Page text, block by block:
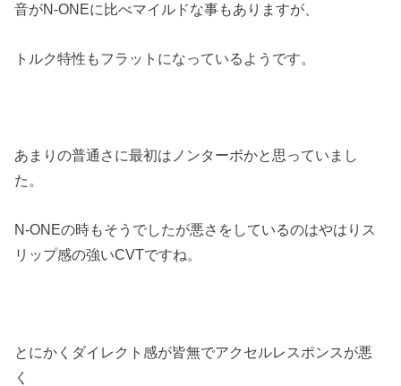
音がN-ONEに比べマイルドな事もありますが、
トルク特性もフラットになっているようです。
あまりの普通さに最初はノンターボかと思っていまし
た。
N-ONEの時もそうでしたが悪さをしているのはやはりス
リップ感の強いCVTですね。
とにかくダイレクト感が皆無でアクセルレスポンスが悪
く